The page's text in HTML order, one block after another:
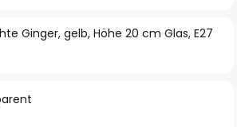
Ginger, gelb, Höhe 20 cm Glas, E27